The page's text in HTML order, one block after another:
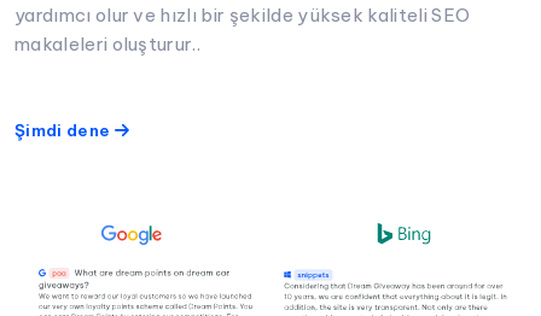
yardımcı olur ve hızlı bir şekilde yüksek kaliteli SEO
makaleleri oluşturur..
Şimdi dene